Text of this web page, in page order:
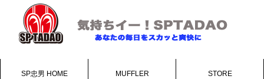
SP忠男 HOME MUFFLER STORE